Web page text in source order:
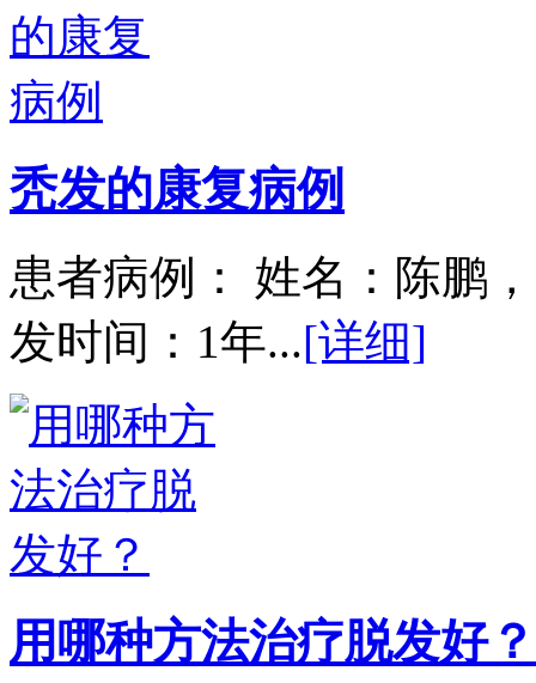
秃发的康复病例
患者病例： 姓名：陈鹏
发时间：1年...[详细]
用哪种方法治疗脱发好？